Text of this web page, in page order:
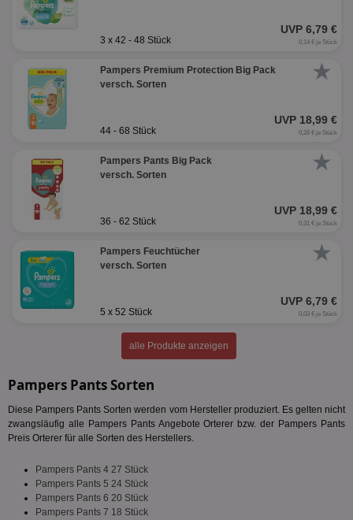
UVP 6,79 €
3 x 42 - 48 Stück 0,14 € je Stück
★
Pampers Premium Protection Big Pack
versch. Sorten
UVP 18,99 €
44 - 68 Stück 0,28 € je Stück
★
Pampers Pants Big Pack
versch. Sorten
UVP 18,99 €
36 - 62 Stück 0,31 € je Stück
★
Pampers Feuchtücher
versch. Sorten
UVP 6,79 €
5 x 52 Stück 0,03 € je Stück
alle Produkte anzeigen
Pampers Pants Sorten
Diese Pampers Pants Sorten werden vom Hersteller produziert. Es gelten nicht
zwangsläufig alle Pampers Pants Angebote Orterer bzw. der Pampers Pants
Preis Orterer für alle Sorten des Herstellers.
Pampers Pants 4 27 Stück
Pampers Pants 5 24 Stück
Pampers Pants 6 20 Stück
Pampers Pants 7 18 Stück